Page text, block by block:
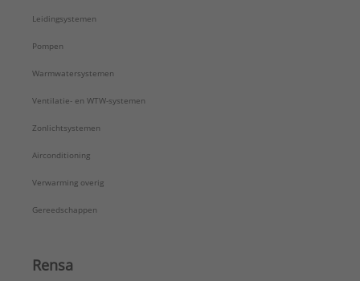
Leidingsystemen
Pompen
Warmwatersystemen
Ventilatie- en WTW-systemen
Zonlichtsystemen
Airconditioning
Verwarming overig
Gereedschappen
Rensa